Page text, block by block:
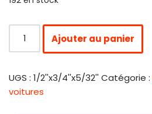
Ajouter au panier
UGS : 1/2''x3/4''x5/32''Catégorie :
voitures